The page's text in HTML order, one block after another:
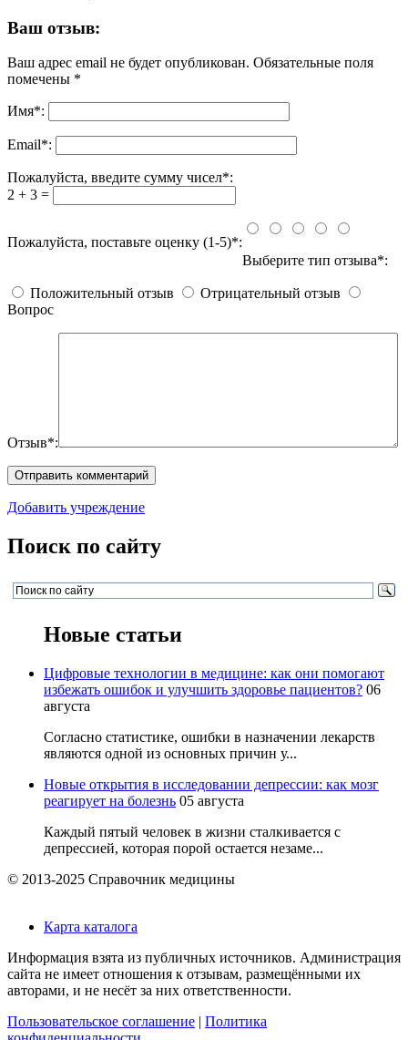
Ваш отзыв:
Ваш адрес email не будет опубликован. Обязательные поля
помечены *
Имя*:
Email*:
Пожалуйста, введите сумму чисел*:
2 + 3 =
Пожалуйста, поставьте оценку (1-5)*:
Выберите тип отзыва*:
Положительный отзыв
Отрицательный отзыв
Вопрос
Отзыв*:
Добавить учреждение
Поиск по сайту
Новые статьи
Цифровые технологии в медицине: как они помогают
избежать ошибок и улучшить здоровье пациентов? 06
августа
Согласно статистике, ошибки в назначении лекарств
являются одной из основных причин у...
Новые открытия в исследовании депрессии: как мозг
реагирует на болезнь 05 августа
Каждый пятый человек в жизни сталкивается с
депрессией, которая порой остается незаме...
© 2013-2025 Справочник медицины
Карта каталога
Информация взята из публичных источников. Администрация
сайта не имеет отношения к отзывам, размещёнными их
авторами, и не несёт за них ответственности.
Пользовательское соглашение | Политика